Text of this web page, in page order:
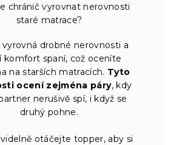
chránič vyrovnat nerovnosti
staré matrace?
vyrovná drobné nerovnosti a
komfort spaní, což oceníte
na starších matracích. Tyto
ocení zejména páry, kdy
nerušivě spí, i když se
druhý pohne.
otáčejte topper, aby si